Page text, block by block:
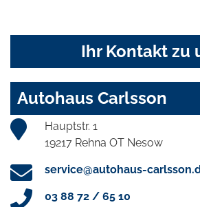
Ihr Kontakt zu
Autohaus Carlsson
Hauptstr. 1
19217 Rehna OT Nesow
service@autohaus-
03 88 72 / 65 10